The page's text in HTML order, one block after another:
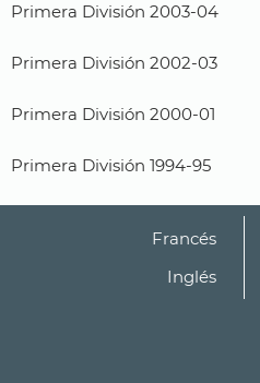
Primera División 2003-04
Primera División 2002-03
Primera División 2000-01
Primera División 1994-95
Francés
Inglés